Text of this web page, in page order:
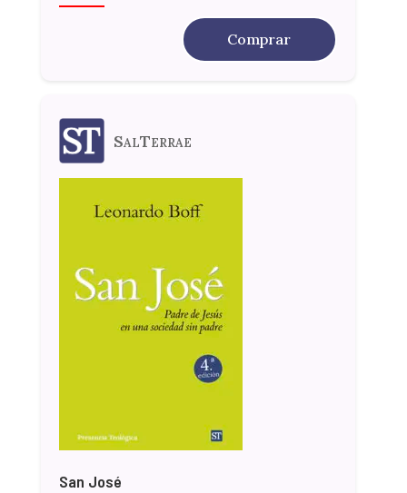
Comprar
SalTerrae
San José